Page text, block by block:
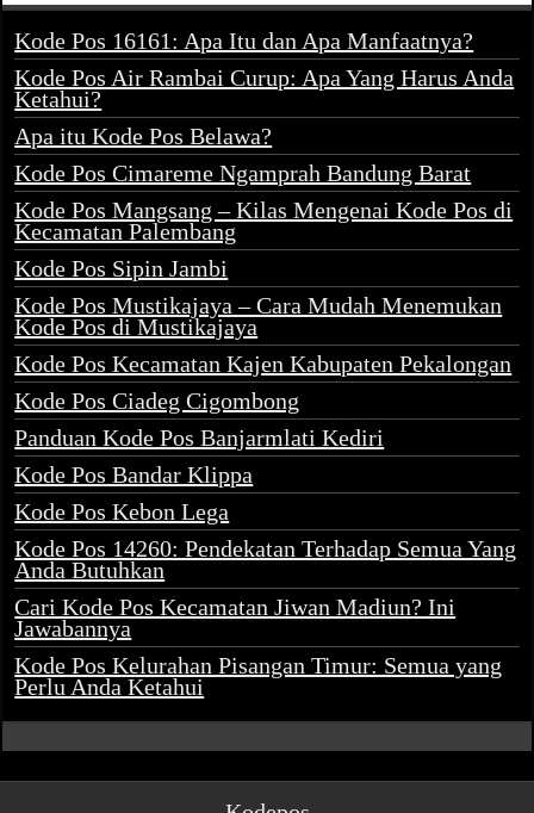
Kode Pos 16161: Apa Itu dan Apa Manfaatnya?
Kode Pos Air Rambai Curup: Apa Yang Harus Anda
Ketahui?
Apa itu Kode Pos Belawa?
Kode Pos Cimareme Ngamprah Bandung Barat
Kode Pos Mangsang – Kilas Mengenai Kode Pos di
Kecamatan Palembang
Kode Pos Sipin Jambi
Kode Pos Mustikajaya – Cara Mudah Menemukan
Kode Pos di Mustikajaya
Kode Pos Kecamatan Kajen Kabupaten Pekalongan
Kode Pos Ciadeg Cigombong
Panduan Kode Pos Banjarmlati Kediri
Kode Pos Bandar Klippa
Kode Pos Kebon Lega
Kode Pos 14260: Pendekatan Terhadap Semua Yang
Anda Butuhkan
Cari Kode Pos Kecamatan Jiwan Madiun? Ini
Jawabannya
Kode Pos Kelurahan Pisangan Timur: Semua yang
Perlu Anda Ketahui